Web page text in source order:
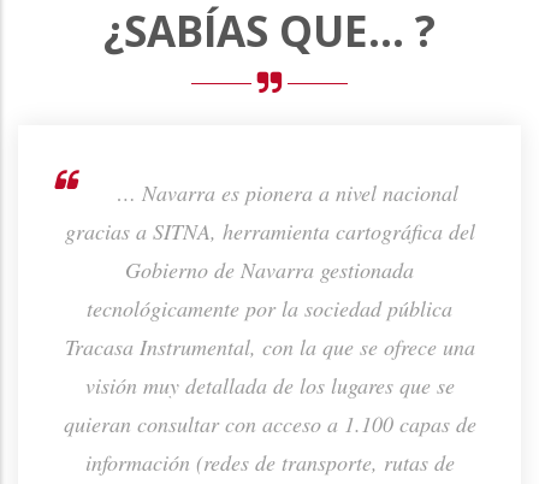
¿SABÍAS QUE... ?
… Navarra es pionera a nivel nacional
gracias a SITNA, herramienta cartográfica del
Gobierno de Navarra gestionada
tecnológicamente por la sociedad pública
Tracasa Instrumental, con la que se ofrece una
visión muy detallada de los lugares que se
quieran consultar con acceso a 1.100 capas de
información (redes de transporte, rutas de